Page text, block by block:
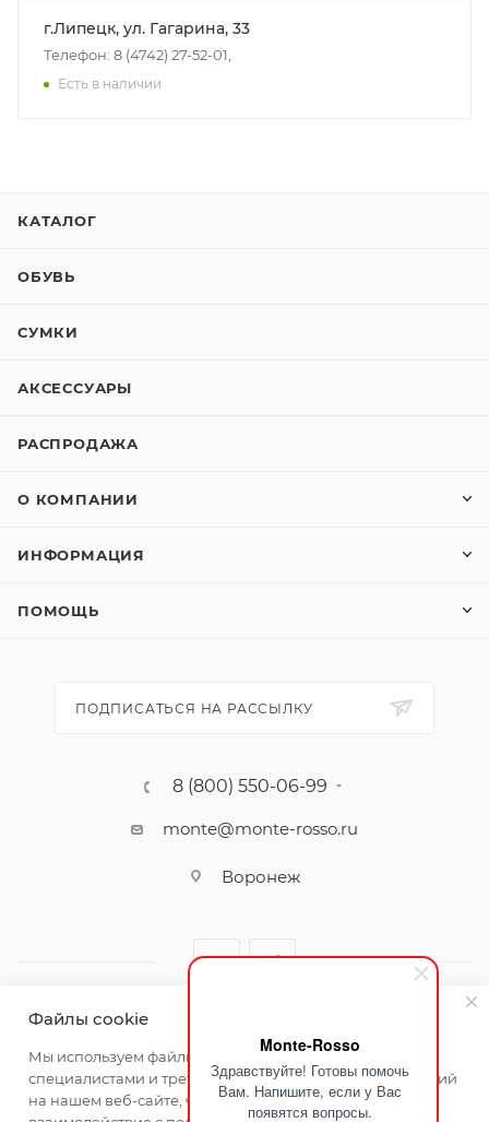
Monte-Rosso
Здравствуйте! Готовы помочь
Вам. Напишите, если у Вас
появятся вопросы.
г.Липецк, ул. Гагарина, 33
Телефон: 8 (4742) 27-52-01,
Есть в наличии
КАТАЛОГ
ОБУВЬ
СУМКИ
АКСЕССУАРЫ
РАСПРОДАЖА
О КОМПАНИИ
ИНФОРМАЦИЯ
ПОМОЩЬ
ПОДПИСАТЬСЯ НА РАССЫЛКУ
8 (800) 550-06-99
monte@monte-rosso.ru
Воронеж
2026 ©Monte Rosso - магазины обуви и аксессуаров для
женщин
Файлы cookie
Мы используем файлы cookie, разработанные нашими
специалистами и третьими лицами, для анализа событий
на нашем веб-сайте, что позволяет нам улучшать